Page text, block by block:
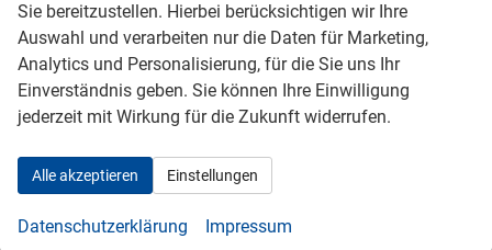
Handschuhfachbeleuchtung
vorhanden
Mittelarmlehne vorn mit Ablagefach
vorhanden
Mittelarmlehne hinten mit Durchlademöglichkeit
vorhanden
Lehnenfernentriegelung der Rücksitzlehnen im Gepäckraum
Kofferraumwendematte (Stoff und gummiert)
Sie bereitzustellen. Hierbei berücksichtigen wir Ihre
Auswahl und verarbeiten nur die Daten für Marketing,
Analytics und Personalisierung, für die Sie uns Ihr
Einverständnis geben. Sie können Ihre Einwilligung
jederzeit mit Wirkung für die Zukunft widerrufen.
Alle akzeptieren Einstellungen
Datenschutzerklärung Impressum